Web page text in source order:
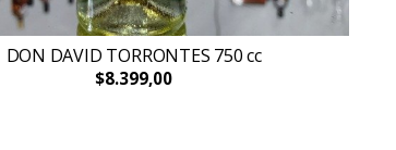
DON DAVID TORRONTES 750 cc
$8.399,00